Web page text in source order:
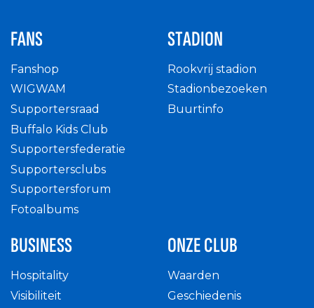
FANS
Fanshop
WIGWAM
Supportersraad
Buffalo Kids Club
Supportersfederatie
Supportersclubs
Supportersforum
Fotoalbums
STADION
Rookvrij stadion
Stadionbezoeken
Buurtinfo
BUSINESS
Hospitality
Visibiliteit
ONZE CLUB
Waarden
Geschiedenis